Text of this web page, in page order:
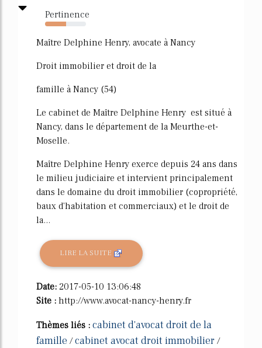
Pertinence
51%
Maître Delphine Henry, avocate à Nancy
Droit immobilier et droit de la
famille à Nancy (54)
Le cabinet de Maître Delphine Henry est situé à
Nancy, dans le département de la Meurthe-et-
Moselle.
Maître Delphine Henry exerce depuis 24 ans dans
le milieu judiciaire et intervient principalement
dans le domaine du droit immobilier (copropriété,
baux d'habitation et commerciaux) et le droit de
la...
LIRE LA SUITE
Date: 2017-05-10 13:06:48
Site : http://www.avocat-nancy-henry.fr
Thèmes liés : cabinet d'avocat droit de la
famille /cabinet avocat droit immobilier /